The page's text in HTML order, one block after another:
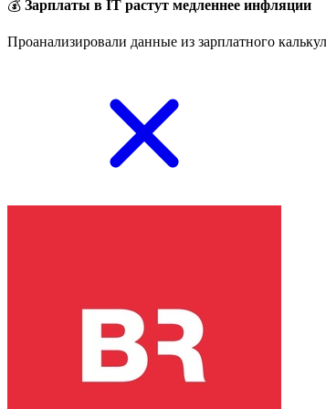
💰 Зарплаты в IT растут медленнее инфляции
Проанализировали данные из зарплатного